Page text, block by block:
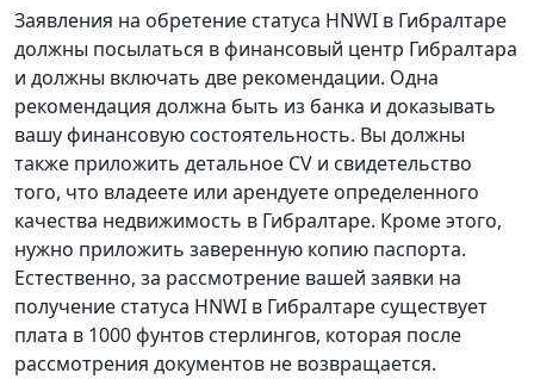
Заявления на обретение статуса HNWI в Гибралтаре
должны посылаться в финансовый центр Гибралтара
и должны включать две рекомендации. Одна
рекомендация должна быть из банка и доказывать
вашу финансовую состоятельность. Вы должны
также приложить детальное CV и свидетельство
того, что владеете или арендуете определенного
качества недвижимость в Гибралтаре. Кроме этого,
нужно приложить заверенную копию паспорта.
Естественно, за рассмотрение вашей заявки на
получение статуса HNWI в Гибралтаре существует
плата в 1000 фунтов стерлингов, которая после
рассмотрения документов не возвращается.